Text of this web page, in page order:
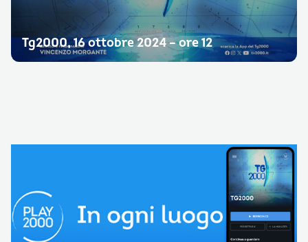
Tg2000, 16 ottobre 2024 – ore 12